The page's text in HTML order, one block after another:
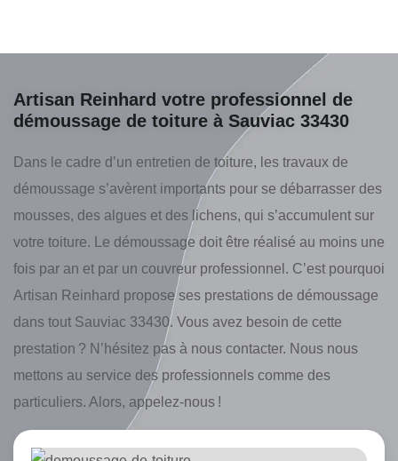
Artisan Reinhard votre professionnel de
démoussage de toiture à Sauviac 33430
Dans le cadre d’un entretien de toiture, les travaux de
démoussage s’avèrent importants pour se débarrasser des
mousses, des algues et des lichens, qui s’accumulent sur
votre toiture. Le démoussage doit être réalisé au moins une
fois par an et par un couvreur professionnel. C’est pourquoi
Artisan Reinhard propose ses prestations de démoussage
dans tout Sauviac 33430. Vous avez besoin de cette
prestation ? N’hésitez pas à nous contacter. Nous nous
mettons au service des professionnels comme des
particuliers. Alors, appelez-nous !